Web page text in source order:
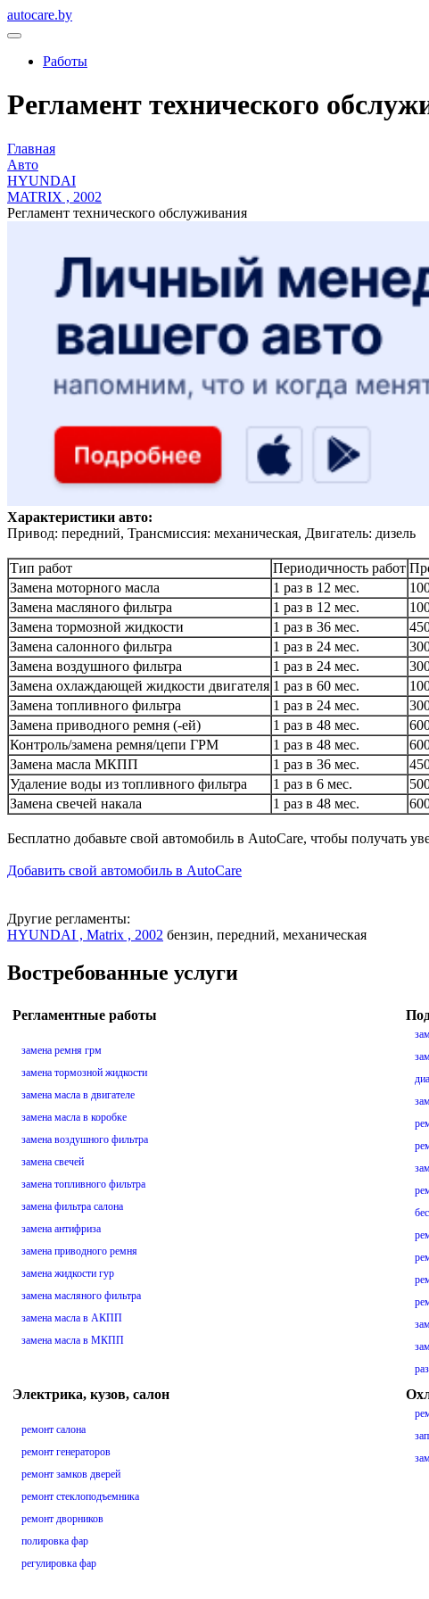
autocare.by
Работы
Регламент технического
Главная
Авто
HYUNDAI
MATRIX , 2002
Регламент технического обслуживания
Характеристики авто:
Привод: передний, Трансмиссия: механическая, Двигатель: дизель
Тип работ Периодичность работ
Замена моторного масла
1 раз в 12 мес.
Замена масляного фильтра
1 раз в 12 мес.
Замена тормозной жидкости
1 раз в 36 мес.
Замена салонного фильтра
1 раз в 24 мес.
Замена воздушного фильтра
1 раз в 24 мес.
Замена охлаждающей жидкости двигателя 1 раз в 60 мес.
Замена топливного фильтра
1 раз в 24 мес.
Замена приводного ремня (-ей)
1 раз в 48 мес.
Контроль/замена ремня/цепи ГРМ
1 раз в 48 мес.
Замена масла МКПП
1 раз в 36 мес.
Удаление воды из топливного фильтра
1 раз в 6 мес.
Замена свечей накала
1 раз в 48 мес.
Бесплатно добавьте свой автомобиль в AutoCare, чтобы получать
Добавить свой автомобиль в AutoCare
Другие регламенты:
HYUNDAI , Matrix , 2002 бензин, передний, механическая
Востребованные услуги
Регламентные работы
замена ремня грм
замена тормозной жидкости
замена масла в двигателе
замена масла в коробке
замена воздушного фильтра
замена свечей
замена топливного фильтра
замена фильтра салона
замена антифриза
замена приводного ремня
замена жидкости гур
замена масляного фильтра
замена масла в АКПП
замена масла в МКПП
Электрика, кузов, салон
ремонт салона
ремонт генераторов
ремонт замков дверей
ремонт стеклоподъемника
ремонт дворников
полировка фар
регулировка фар